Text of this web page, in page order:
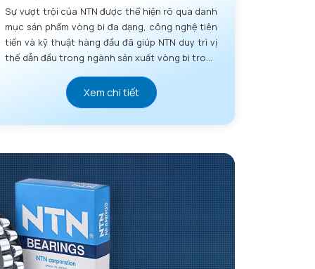
Sự vượt trội của NTN được thể hiện rõ qua danh
mục sản phẩm vòng bi đa dạng, công nghệ tiên
tiến và kỹ thuật hàng đầu đã giúp NTN duy trì vị
thế dẫn đầu trong ngành sản xuất vòng bi trong
Xem chi tiết